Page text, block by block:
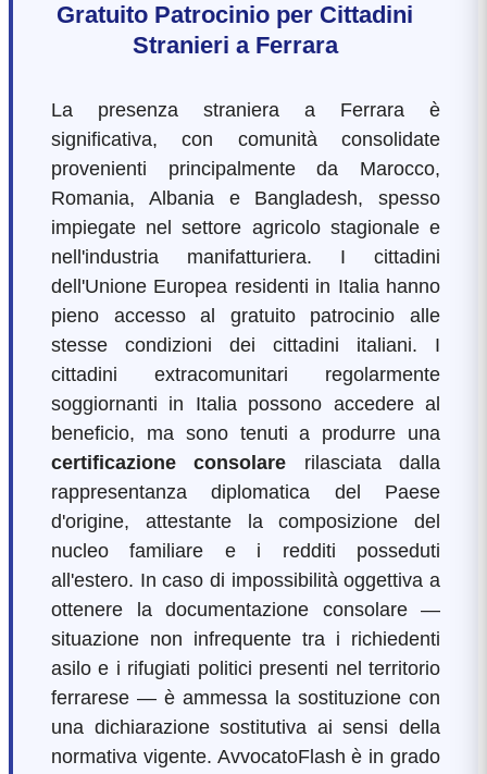
Gratuito Patrocinio per Cittadini
Stranieri a Ferrara
La presenza straniera a Ferrara è
significativa, con comunità consolidate
provenienti principalmente da Marocco,
Romania, Albania e Bangladesh, spesso
impiegate nel settore agricolo stagionale e
nell'industria manifatturiera. I cittadini
dell'Unione Europea residenti in Italia hanno
pieno accesso al gratuito patrocinio alle
stesse condizioni dei cittadini italiani. I
cittadini extracomunitari regolarmente
soggiornanti in Italia possono accedere al
beneficio, ma sono tenuti a produrre una
certificazione consolare rilasciata dalla
rappresentanza diplomatica del Paese
d'origine, attestante la composizione del
nucleo familiare e i redditi posseduti
all'estero. In caso di impossibilità oggettiva a
ottenere la documentazione consolare —
situazione non infrequente tra i richiedenti
asilo e i rifugiati politici presenti nel territorio
ferrarese — è ammessa la sostituzione con
una dichiarazione sostitutiva ai sensi della
normativa vigente. AvvocatoFlash è in grado